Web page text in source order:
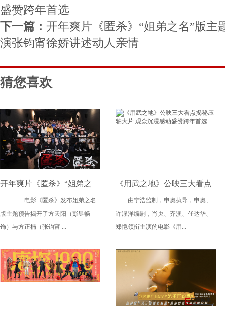
盛赞跨年首选
下一篇： 开年爽片《匿杀》“姐弟之名”版主
演张钧甯徐娇讲述动人亲情
猜您喜欢
开年爽片《匿杀》“姐弟之
名”版主题预告直戳泪腺 广
州路演张钧甯徐娇讲述动人
电影《匿杀》发布姐弟之名
版主题预告揭开了方天阳（彭昱畅
饰）与方正楠（张钧甯 ...
《用武之地》公映三大看点
揭秘压轴大片 观众沉浸感动
盛赞跨年首选
由宁浩监制，申奥执导，申奥、
许渌洋编剧，肖央、齐溪、任达华、
郑恺领衔主演的电影《用...